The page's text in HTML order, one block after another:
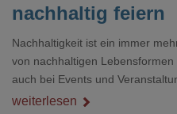
nachhaltig feiern
Nachhaltigkeit ist ein immer
von nachhaltigen
auch bei Events und
gelegt. So kann man auch
weiterlesen